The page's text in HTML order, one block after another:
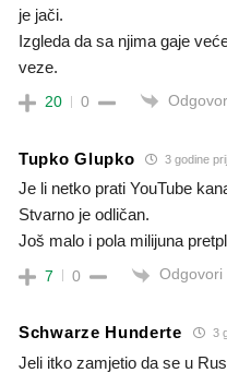
je jači.
Izgleda da sa njima gaje
veze.
20 0
Tupko Glupko 3 godine
Je li netko prati YouTube
Stvarno je odličan.
Još malo i pola milijuna
7 0 Odgovori
Schwarze Hunderte 3
Jeli itko zamjetio da se u